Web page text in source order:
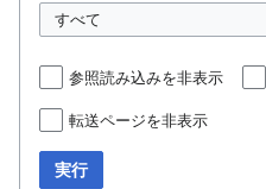
参照読み込みを非表示
転送ページを非表示
実行